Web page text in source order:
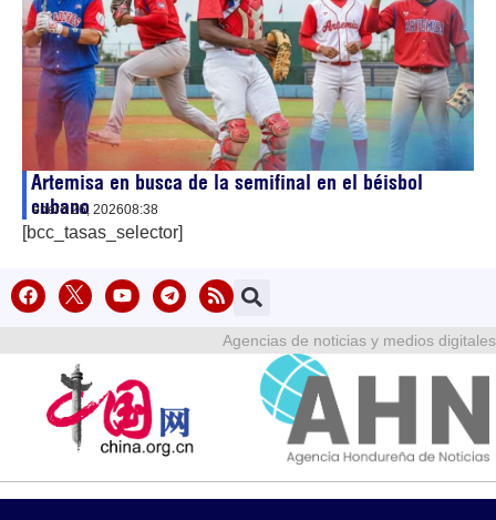
Artemisa en busca de la semifinal en el béisbol
cubano
enero 26, 202608:38
[bcc_tasas_selector]
Agencias de noticias y medios digitales